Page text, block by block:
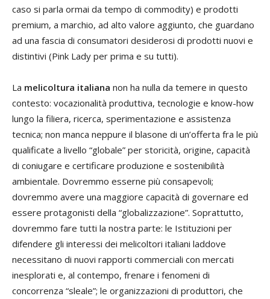
caso si parla ormai da tempo di commodity) e prodotti
premium, a marchio, ad alto valore aggiunto, che guardano
ad una fascia di consumatori desiderosi di prodotti nuovi e
distintivi (Pink Lady per prima e su tutti).
La melicoltura italiana non ha nulla da temere in questo
contesto: vocazionalità produttiva, tecnologie e know-how
lungo la filiera, ricerca, sperimentazione e assistenza
tecnica; non manca neppure il blasone di un’offerta fra le più
qualificate a livello “globale” per storicità, origine, capacità
di coniugare e certificare produzione e sostenibilità
ambientale. Dovremmo esserne più consapevoli;
dovremmo avere una maggiore capacità di governare ed
essere protagonisti della “globalizzazione”. Soprattutto,
dovremmo fare tutti la nostra parte: le Istituzioni per
difendere gli interessi dei melicoltori italiani laddove
necessitano di nuovi rapporti commerciali con mercati
inesplorati e, al contempo, frenare i fenomeni di
concorrenza “sleale”; le organizzazioni di produttori, che